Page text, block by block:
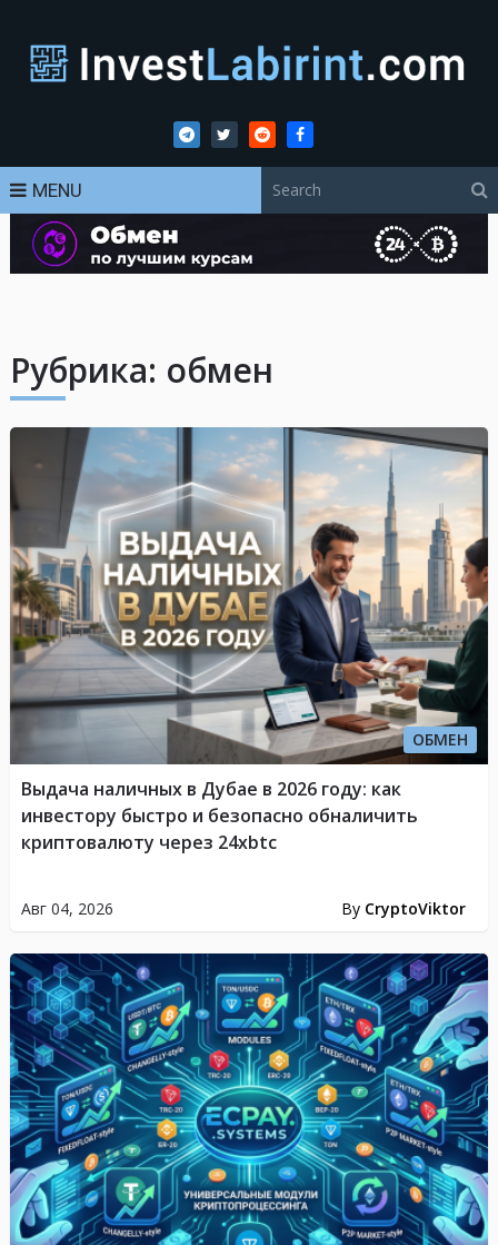
MENU
Рубрика: обмен
ОБМЕН
Авг 04, 2026 By CryptoViktor
Выдача наличных в Дубае в 2026 году: как
инвестору быстро и безопасно обналичить
криптовалюту через 24xbtc